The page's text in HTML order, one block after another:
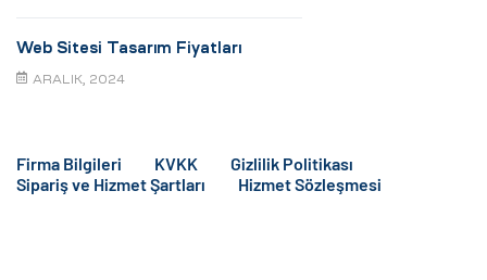
Web Sitesi Tasarım Fiyatları
ARALIK, 2024
Firma Bilgileri KVKK
Gizlilik Politikası
Sipariş ve Hizmet Şartları
Hizmet Sözleşmesi